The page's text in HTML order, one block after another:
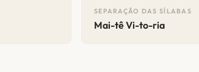
SEPARAÇÃO DAS SÍLABAS
Mai-tê Vi-to-ria